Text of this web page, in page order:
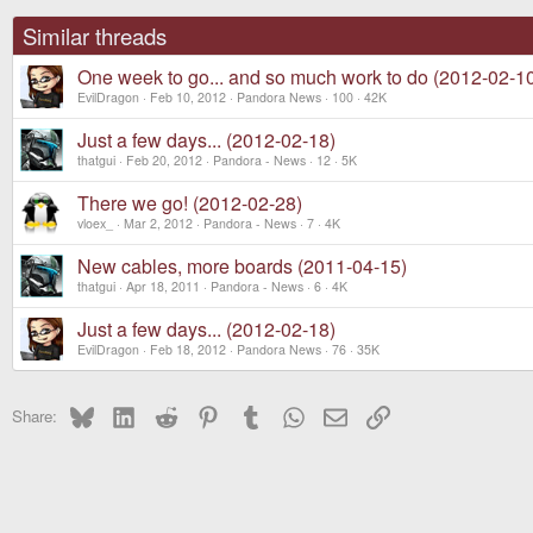
Similar threads
One week to go... and so much work to do (2012-02-
EvilDragon Feb 10, 2012 Pandora News 100 42K
Just a few days... (2012-02-18)
thatgui Feb 20, 2012 Pandora - News 12 5K
There we go! (2012-02-28)
vloex_ Mar 2, 2012 Pandora - News 7 4K
New cables, more boards (2011-04-15)
thatgui Apr 18, 2011 Pandora - News 6 4K
Just a few days... (2012-02-18)
EvilDragon Feb 18, 2012 Pandora News 76 35K
Share: Bluesky LinkedInReddit PinterestTumblrWhatsApp
EmailLink